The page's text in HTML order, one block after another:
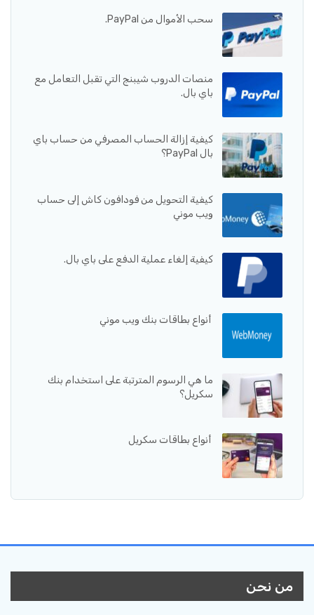
سحب الأموال من PayPal.
منصات الدروب شيبنج التي تقبل التعامل مع
باي بال.
كيفية إزالة الحساب المصرفي من حساب باي
بال PayPal؟
كيفية التحويل من فودافون كاش إلى حساب
ويب موني
كيفية إلغاء عملية الدفع على باي بال.
أنواع بطاقات بنك ويب موني
ما هي الرسوم المترتبة على استخدام بنك
سكريل؟
أنواع بطاقات سكريل
من نحن